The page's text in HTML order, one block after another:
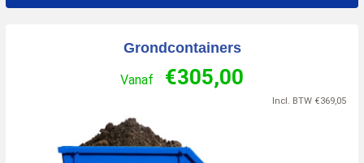
Grondcontainers
Vanaf €305,00
Incl. BTW €369,05